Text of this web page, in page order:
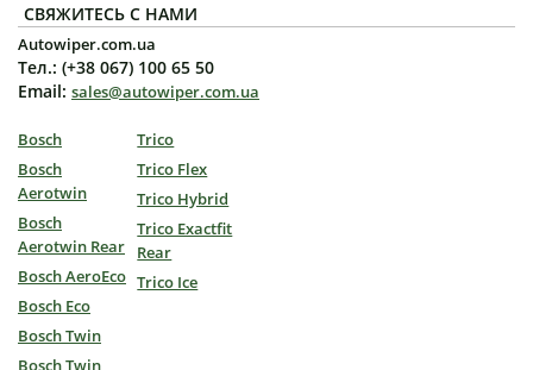
СВЯЖИТЕСЬ С НАМИ
Autowiper.com.ua
Тел.: (+38 067) 100 65 50
Email: sales@autowiper.com.ua
Bosch
Bosch
Aerotwin
Bosch
Aerotwin Rear
Bosch AeroEco
Bosch Eco
Bosch Twin
Bosch Twin
Trico
Trico Flex
Trico Hybrid
Trico Exactfit
Rear
Trico Ice